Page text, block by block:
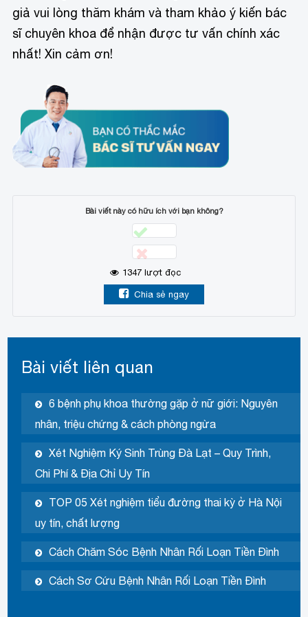
giả vui lòng thăm khám và tham khảo ý kiến bác
sĩ chuyên khoa để nhận được tư vấn chính xác
nhất! Xin cảm ơn!
Bài viết này có hữu ích với bạn không?
1347 lượt đọc
Chia sẻ ngay
Bài viết liên quan
6 bệnh phụ khoa thường gặp ở nữ giới: Nguyên
nhân, triệu chứng & cách phòng ngừa
Xét Nghiệm Ký Sinh Trùng Đà Lạt – Quy Trình,
Chi Phí & Địa Chỉ Uy Tín
TOP 05 Xét nghiệm tiểu đường thai kỳ ở Hà Nội
uy tín, chất lượng
Cách Chăm Sóc Bệnh Nhân Rối Loạn Tiền Đình
Cách Sơ Cứu Bệnh Nhân Rối Loạn Tiền Đình